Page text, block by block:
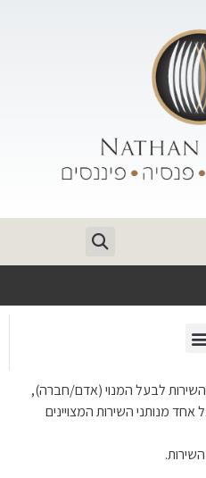
השירות לבעל המנוי (אדם/חברה),
מנותני השירות המצויינים